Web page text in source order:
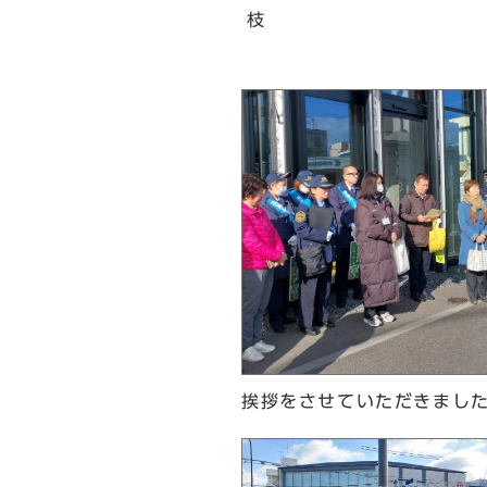
挨拶をさせていただきまし